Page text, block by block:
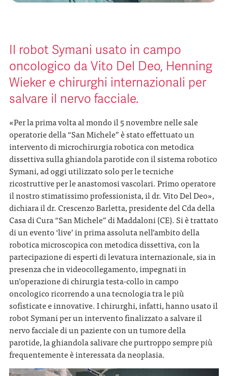
Il robot Symani usato in campo
oncologico da Vito Del Deo, Henning
Wieker e chirurghi internazionali per
salvare il nervo facciale.
«Per la prima volta al mondo il 5 novembre nelle sale
operatorie della “San Michele” è stato effettuato un
intervento di microchirurgia robotica con metodica
dissettiva sulla ghiandola parotide con il sistema robotico
Symani, ad oggi utilizzato solo per le tecniche
ricostruttive per le anastomosi vascolari. Primo operatore
il nostro stimatissimo professionista, il dr. Vito Del Deo»,
dichiara il dr. Crescenzo Barletta, presidente del Cda della
Casa di Cura “San Michele” di Maddaloni (CE). Si è trattato
di un evento ‘live’ in prima assoluta nell’ambito della
robotica microscopica con metodica dissettiva, con la
partecipazione di esperti di levatura internazionale, sia in
presenza che in videocollegamento, impegnati in
un’operazione di chirurgia testa-collo in campo
oncologico ricorrendo a una tecnologia tra le più
sofisticate e innovative. I chirurghi, infatti, hanno usato il
robot Symani per un intervento finalizzato a salvare il
nervo facciale di un paziente con un tumore della
parotide, la ghiandola salivare che purtroppo sempre più
frequentemente è interessata da neoplasia.